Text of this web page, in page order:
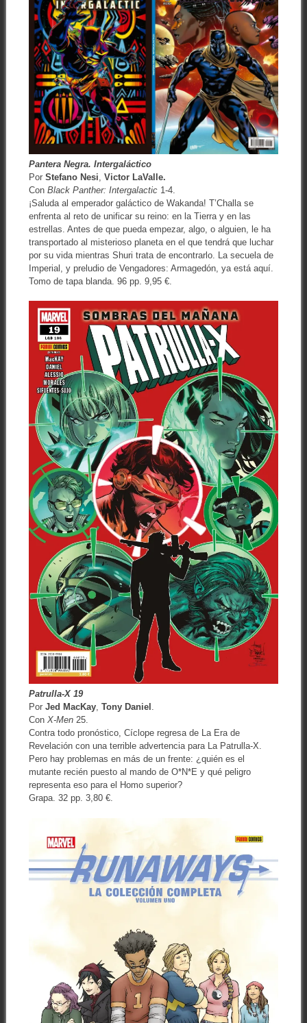
Pantera Negra. Intergaláctico
Por Stefano Nesi Victor LaValle.
Con Black Panther: Intergalactic1-4.
¡Saluda al emperador galáctico de Wakanda! T’Challa se
enfrenta al reto de unificar su reino: en la Tierra y en las
estrellas. Antes de que pueda empezar, algo, o alguien, le ha
transportado al misterioso planeta en el que tendrá que luchar
por su vida mientras Shuri trata de encontrarlo. La secuela de
Imperial, y preludio de Vengadores: Armagedón, ya está aquí.
Tomo de tapa blanda. 96 pp. 9,95 €.
Patrulla-X 19
Por Jed MacKay, Tony Daniel .
Con X-Men25.
Contra todo pronóstico, Cíclope regresa de La Era de
Revelación con una terrible advertencia para La Patrulla-X.
Pero hay problemas en más de un frente: ¿quién es el
mutante recién puesto al mando de O*N*E y qué peligro
representa eso para el Homo superior?
Grapa. 32 pp. 3,80 €.